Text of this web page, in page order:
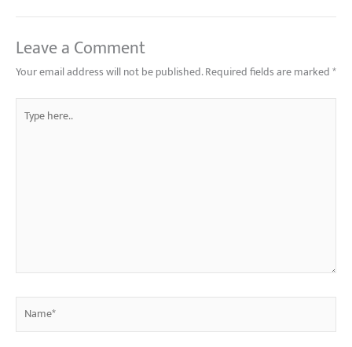
Leave a Comment
Your email address will not be published.Required fields are marked*
here..